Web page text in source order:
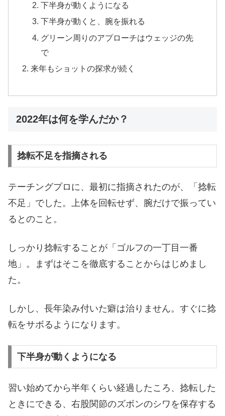
下半身が動くようになる
下半身が動くと、腕を振れる
グリーン周りのアプローチはウェッジの先
で
来年もショットの探求が続く
2022年は何を学んだか？
捻転不足を指摘される
テーチングプロに、最初に指摘されたのが、「捻転
不足」でした。上体を回転せず、腕だけで振ってい
るとのこと。
しっかり捻転することが「ゴルフの一丁目一番
地」。まずはそこを徹底することからはじめまし
た。
しかし、長年染み付いた癖は治りません。すぐに捻
転をサボるようになります。
下半身が動くようになる
習い始めてから半年くらい経過したころ、捻転した
ときにできる、右股関節のズボンのシワを保存する